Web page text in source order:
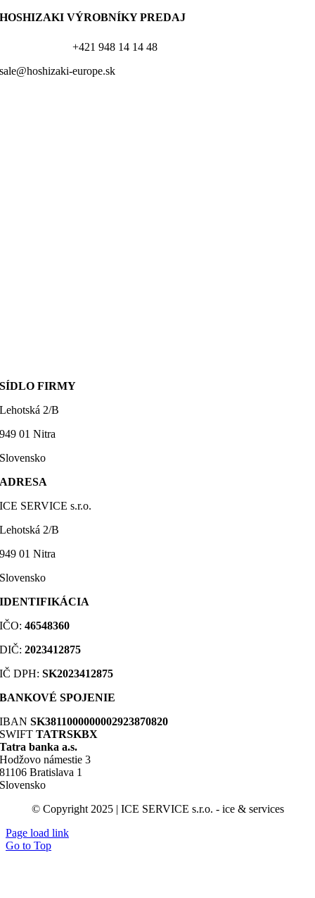
HOSHIZAKI VÝROBNÍKY PREDAJ
+421 948 14 14 48
sale@hoshizaki-europe.sk
SÍDLO FIRMY
Lehotská 2/B
949 01 Nitra
Slovensko
ADRESA
ICE SERVICE s.r.o.
Lehotská 2/B
949 01 Nitra
Slovensko
IDENTIFIKÁCIA
IČO:46548360
DIČ:2023412875
IČ DPH:SK2023412875
BANKOVÉ SPOJENIE
IBANSK3811000000002923870820
SWIFT TATRSKBX
Tatra banka a.s.
Hodžovo námestie 3
81106 Bratislava 1
Slovensko
© Copyright 2025 | ICE SERVICE s.r.o. - ice & services
Page load link
Go to Top